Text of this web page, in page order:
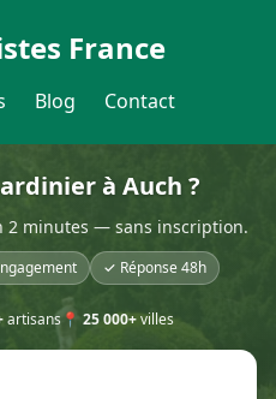
France
Blog Contact
à Auch ?
2 minutes — sans inscription.
✓ Réponse 48h
artisans📍 25 000+villes